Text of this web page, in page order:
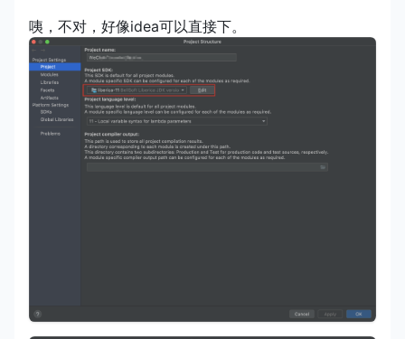
咦，不对，好像idea可以直接下。